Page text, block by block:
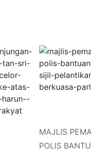
MAJLIS
POLIS